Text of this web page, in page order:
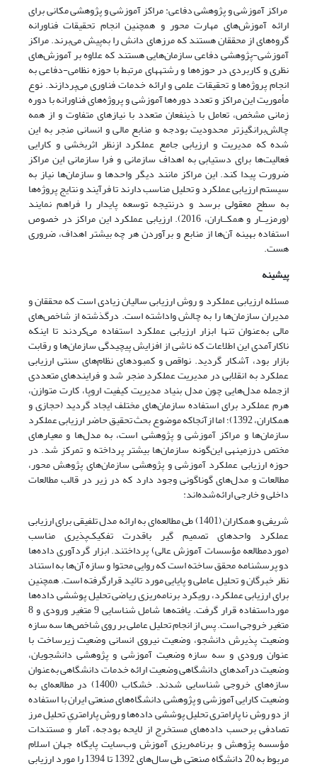
مراکز آموزشی و پژوهشی دفاعی: مراکز آموزشی و پژوهشی مکانی برای
ارائه آموزش‌های مهارت محور و همچنین انجام تحقیقات فناورانه
گروه‌های از محققان هستند که مرزهای دانش را به‌پیش می‌برند. مراکز
آموزشی-پژوهشی دفاعی سازمان‌هایی هستند که علاوه بر آموزش‎‌های
نظری و کاربردی در حوزه‌ها و رشته‎های مرتبط با حوزه نظامی-دفاعی به
انجام پروژه‌ها و تحقیقات علمی و ارائه خدمات فناوری می‌پردازند. نوع
مأموریت این مراکز و تعدد دوره‌ها آموزشی و پروژه‌های فناورانه با دوره
زمانی مشخص، تعامل با ذینفعان متعدد با نیازهای متفاوت و از همه
چالش‌برانگیزتر محدودیت بودجه و منابع مالی و انسانی منجر به این
شده که مدیریت و ارزیابی جامع عملکرد ازنظر اثربخشی و کارایی
فعالیت‌ها برای دستیابی به اهداف سازمانی و فرا سازمانی این مراکز
ضرورت پیدا کند. این مراکز مانند دیگر واحدها و سازمان‌ها نیاز به
سیستم ارزیابی عملکرد و تحلیل مناسب دارند تا فرآیند و نتایج پروژه‌ها
به سطح معقولی برسد و درنتیجه توسعه پایدار را فراهم نمایند
(ورمزیــار و همکــاران، 2016). ارزیابی عملکرد این مراکز در خصوص
استفاده بهینه آن‌ها از منابع و برآوردن هر چه بیشتر اهداف، ضروری
هست.
پیشینه
مسئله ارزیابی عملکرد و روش ارزیابی سالیان زیادی است که محققان و
مدیران سازمان‌ها را به چالش واداشته است. درگذشته از شاخص‌های
مالی به‌عنوان تنها ابزار ارزیابی عملکرد استفاده می‌کردند تا اینکه
ناکارآمدی این اطلاعات که ناشی از افزایش پیچیدگی سازمان‌ها و رقابت
بازار بود، آشکار گردید. نواقص و کمبودهای نظام‌های سنتی ارزیابی
عملکرد به انقلابی در مدیریت عملکرد منجر شد و فرایندهای متعددی
ازجمله مدل‌هایی چون مدل بنیاد مدیریت کیفیت اروپا، کارت متوازن،
هرم عملکرد برای استفاده سازمان‌های مختلف ایجاد گردید (حجازی و
همکاران، 1392)؛ اما ازآنجاکه موضوع بحث تحقیق حاضر ارزیابی عملکرد
سازمان‌ها و مراکز آموزشی و پژوهشی است، به مدل‌ها و معیارهای
مختص درزمینهی این‌گونه سازمان‌ها بیشتر پرداخته و تمرکز شد. در
حوزه ارزیابی عملکرد آموزشی و پژوهشی سازمان‌های پژوهش محور،
مطالعات و مدل‌های گوناگونی وجود دارد که در زیر در قالب مطالعات
داخلی و خارجی ارائه‌شده‌اند:
شریفی و همکاران (1401) طی مطالعه‌ای به ارائه مدل تلفیقی برای ارزیابی
عملکرد واحدهای تصمیم گیر باقدرت تفکیک‌پذیری مناسب
(موردمطالعه مؤسسات آموزش عالی) پرداختند. ابزار گردآوری داده‌ها
دو پرسشنامه محقق ساخته است که روایی محتوا و سازه آن‌ها به استناد
نظر خبرگان و تحلیل عاملی و پایایی مورد تائید قرارگرفته است. همچنین
برای ارزیابی عملکرد، رویکرد برنامه‌ریزی ریاضی تحلیل پوششی داده‌ها
مورداستفاده قرار گرفت. یافته‌ها شامل شناسایی 9 متغیر ورودی و 8
متغیر خروجی است. پس از انجام تحلیل عاملی بر روی شاخص‌ها سه سازه
وضعیت پذیرش دانشجو، وضعیت نیروی انسانی وضعیت زیرساخت با
عنوان ورودی و سه سازه وضعیت آموزشی و پژوهشی دانشجویان،
وضعیت درآمدهای دانشگاهی وضعیت ارائه خدمات دانشگاهی به‌عنوان
سازه‌های خروجی شناسایی شدند. خشکاب (1400) در مطالعه‌ای به
وضعیت کارایی آموزشی و پژوهشی دانشگاه‌های صنعتی ایران با استفاده
از دو روش نا پارامتری تحلیل پوششی داده‌ها و روش پارامتریِ تحلیل مرز
تصادفی برحسب داده‌های مستخرج از لایحه بودجه، آمار و مستندات
مؤسسه پژوهش و برنامه‌ریزی آموزش وب‌سایت پایگاه جهان اسلام
مربوط به 20 دانشگاه صنعتی طی سال‌های 1392 تا 1394 را مورد ارزیابی